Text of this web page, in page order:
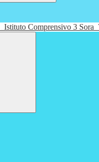
Istituto Comprensivo 3 Sora